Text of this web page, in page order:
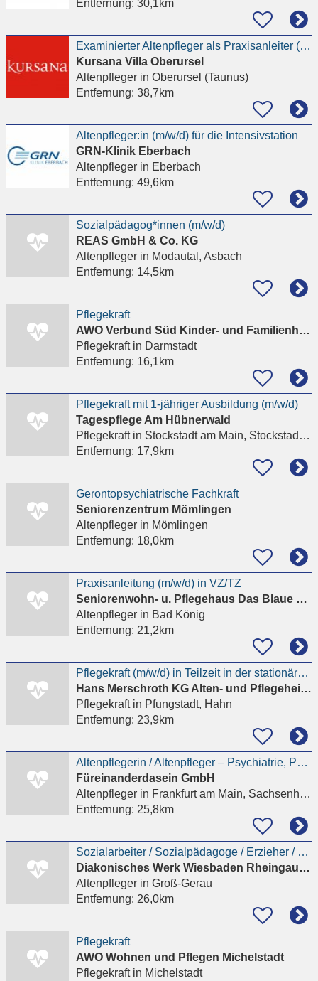
Entfernung: 30,1km
Examinierter Altenpfleger als Praxisanleiter (m/w/d) in der Villa
Kursana Villa Oberursel
Altenpflegerin Oberursel (Taunus)
Entfernung: 38,7km
Altenpfleger:in (m/w/d) für die Intensivstation
GRN-Klinik Eberbach
Altenpflegerin Eberbach
Entfernung: 49,6km
Sozialpädagog*innen (m/w/d)
REAS GmbH & Co. KG
Altenpflegerin Modautal, Asbach
Entfernung: 14,5km
Pflegekraft
AWO Verbund Süd Kinder- und Familienhilfe
Pflegekraftin Darmstadt
Entfernung: 16,1km
Pflegekraft mit 1-jähriger Ausbildung (m/w/d)
Tagespflege Am Hübnerwald
Pflegekraftin Stockstadt am Main, Stockstadt a. Main
Entfernung: 17,9km
Gerontopsychiatrische Fachkraft
Seniorenzentrum Mömlingen
Altenpflegerin Mömlingen
Entfernung: 18,0km
Praxisanleitung (m/w/d) in VZ/TZ
Seniorenwohn- u. Pflegehaus Das Blaue Haus
Altenpflegerin Bad König
Entfernung: 21,2km
Pflegekraft (m/w/d) in Teilzeit in der stationären Altenpflege
Hans Merschroth KG Alten- und Pflegeheim - Merschroth' sche Höfe
Pflegekraftin Pfungstadt, Hahn
Entfernung: 23,9km
Altenpflegerin / Altenpfleger – Psychiatrie, Psychosomatik und Psychotherapie
Füreinanderdasein GmbH
Altenpflegerin Frankfurt am Main, Sachsenhausen
Entfernung: 25,8km
Sozialarbeiter / Sozialpädagoge / Erzieher / (Heil-) Pädagoge / Psychologe / Soziologe /
Diakonisches Werk Wiesbaden Rheingau-Taunus
Altenpflegerin Groß-Gerau
Entfernung: 26,0km
Pflegekraft
AWO Wohnen und Pflegen Michelstadt
Pflegekraftin Michelstadt